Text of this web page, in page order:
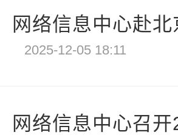
网络信息中心赴
2025-12-05 18:11
网络信息中心召